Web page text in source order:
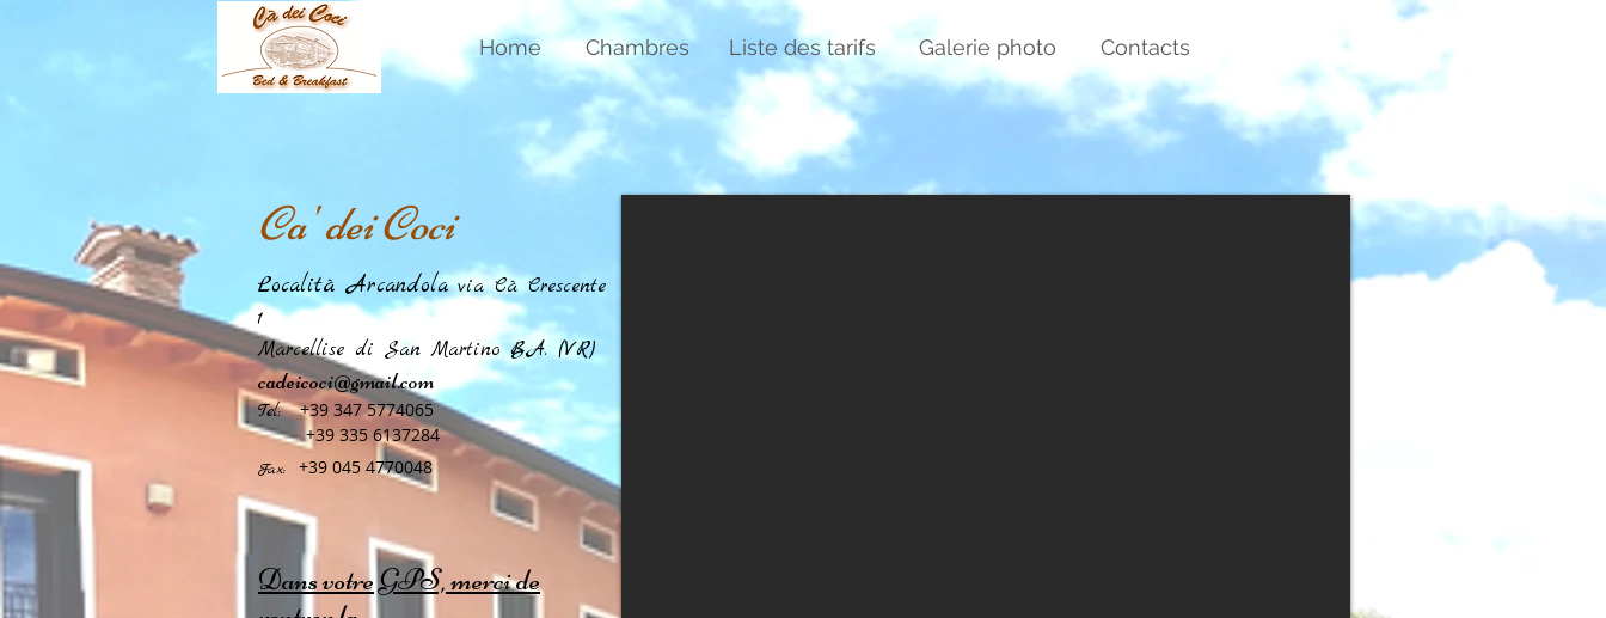
Home Chambres Liste des tarifs Galerie photo Contacts
Ca' dei Coci
Località Arcandola via Cà Crescente
1
Marcellise di San Martino B.A. (VR)
cadeicoci@gmail.com
Tel:+39 347 5774065
+39 335 6137284
Fax: +39 045 4770048
Dans votre GPS, merci de